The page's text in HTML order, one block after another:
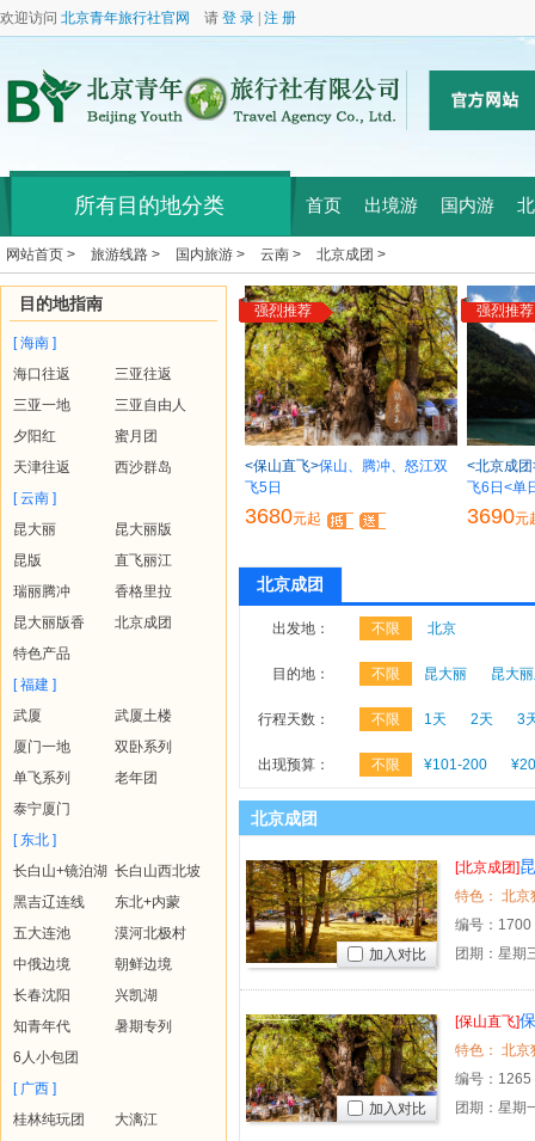
欢迎访问 北京青年旅行社官网 请 登 录 注 册
所有目的地分类 首页 出境游 国内游
网站首页 > 旅游线路 > 国内旅游 > 云南 > 北京成团 >
目的地指南
[ 海南 ]
海口往返
三亚往返
三亚一地
三亚自由人
夕阳红
蜜月团
天津往返
西沙群岛
[ 云南 ]
昆大丽
昆大丽版
昆版
直飞丽江
瑞丽腾冲
香格里拉
昆大丽版香
北京成团
特色产品
[ 福建 ]
武厦
武厦土楼
厦门一地
双卧系列
单飞系列
老年团
泰宁厦门
[ 东北 ]
长白山+镜泊湖 长白山西北坡
黑吉辽连线
东北+内蒙
五大连池
漠河北极村
中俄边境
朝鲜边境
长春沈阳
兴凯湖
知青年代
暑期专列
6人小包团
[ 广西 ]
桂林纯玩团
大漓江
强烈推荐
<保山直飞>保山、腾冲、怒江双
飞5日
3680元起
强烈推荐
<北京成团
飞6日<单
3690元
北京成团
出发地： 不限 北京
目的地： 不限 昆大丽 昆大
行程天数： 不限 1天 2天 3
出现预算： 不限 ¥101-200
北京成团
[北京成团]
编号： 1700
团期：星期
加入对比
[保山直飞]
编号： 1265
团期：星期
加入对比